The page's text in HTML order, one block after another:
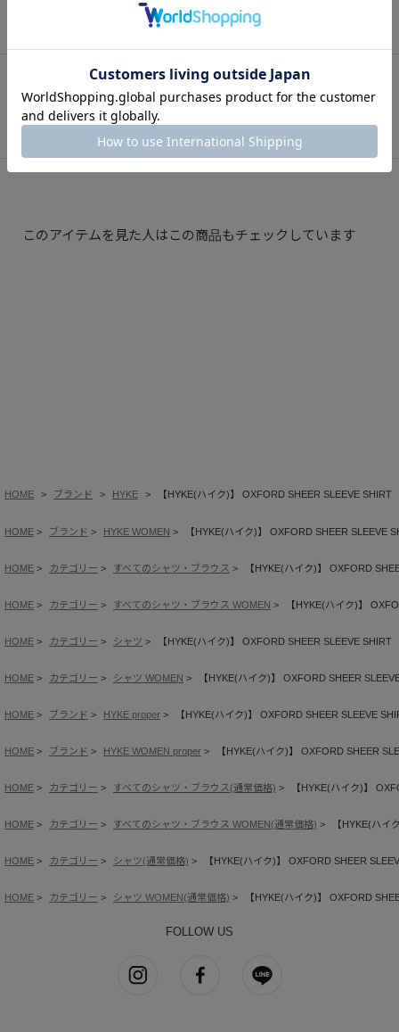
Instagram インスタグラム
このアイテムを見た人はこの商品もチェックしています
HOME ブランド HYKE 【HYKE(ハイク)】 OXFORD SHEER SLEEVE SHIRT
HOME ブランド HYKE WOMEN 【HYKE(ハイク)】 OXFORD SHEER SLEEVE
HOME カテゴリー すべてのシャツ・ブラウス 【HYKE(ハイク)】 OXFORD
HOME カテゴリー すべてのシャツ・ブラウス WOMEN 【HYKE(ハイク)】
HOME カテゴリー シャツ 【HYKE(ハイク)】 OXFORD SHEER SLEEVE SHIRT
HOME カテゴリー シャツ WOMEN 【HYKE(ハイク)】 OXFORD SHEER
HOME ブランド HYKE proper 【HYKE(ハイク)】 OXFORD SHEER SLEEVE
HOME ブランド HYKE WOMEN proper 【HYKE(ハイク)】 OXFORD SHEER
HOME カテゴリー すべてのシャツ・ブラウス(通常価格) 【HYKE(ハイク)】
HOME カテゴリー すべてのシャツ・ブラウス WOMEN(通常価格) 【HYKE(ハイ
HOME カテゴリー シャツ(通常価格) 【HYKE(ハイク)】 OXFORD SHEER
HOME カテゴリー シャツ WOMEN(通常価格) 【HYKE(ハイク)】 OXFORD
FOLLOW US